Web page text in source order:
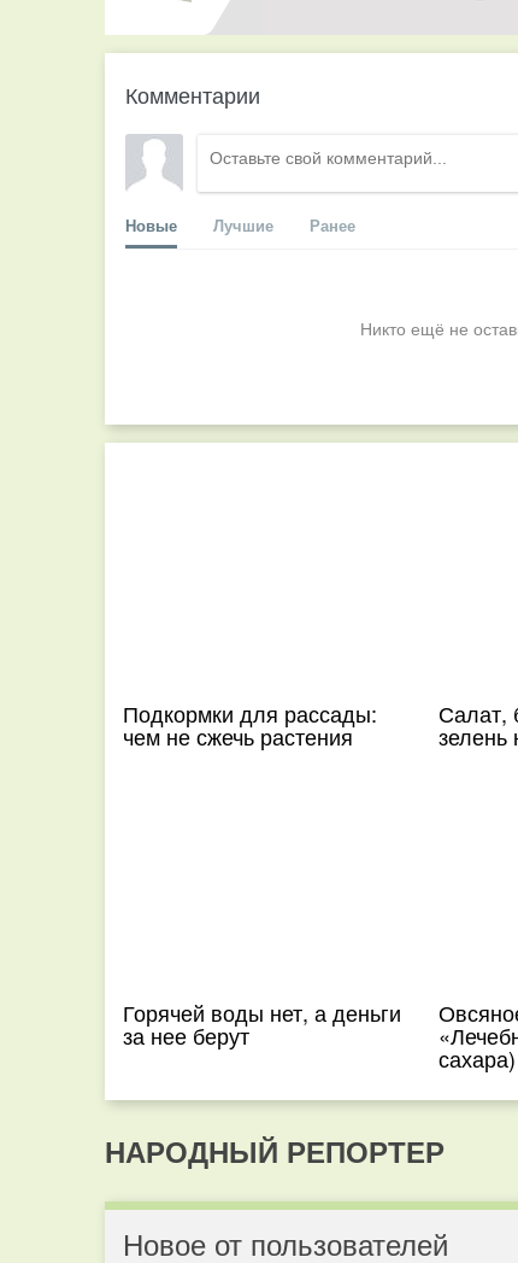
Комментарии
Новые Лучшие Ранее
Никто ещё не
Подкормки для рассады:
чем не сжечь растения
Салат,
зелень
Горячей воды нет, а деньги
за нее берут
сахара)
НАРОДНЫЙ РЕПОРТЕР
Новое от пользователей